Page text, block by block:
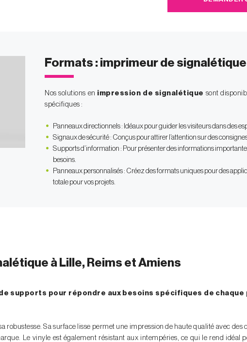
Formats : imprimeur de
Nos solutions en impression de signalétique sont
spécifiques :
Panneaux directionnels : Idéaux pour guider les visiteurs dans des
Signaux de sécurité : Conçus pour attirer l’attention sur des
Supports d’information : Pour présenter des informations
besoins.
Panneaux personnalisés : Créez des formats uniques pour des
totale pour vos projets.
à Lille, Reims et Amiens
supports pour répondre aux besoins spécifiques de chaque
robustesse. Sa surface lisse permet une impression de haute qualité avec des
Le vinyle est également résistant aux intempéries, ce qui le rend idéal